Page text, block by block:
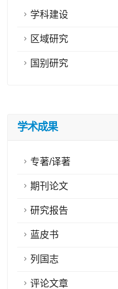
学科建设
区域研究
国别研究
学术成果
专著/译著
期刊论文
研究报告
蓝皮书
列国志
评论文章